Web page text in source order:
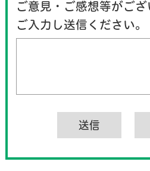
ご意見・ご感想等がご
ご入力し送信ください。